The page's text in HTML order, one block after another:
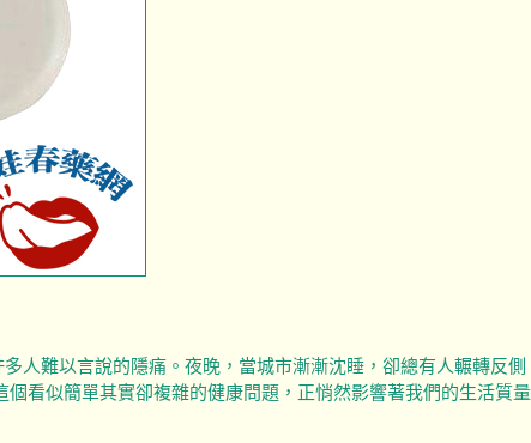
人難以言說的隱痛。夜晚，當城市漸漸沈睡，卻總有人輾轉反側
看似簡單其實卻複雜的健康問題，正悄然影響著我們的生活質